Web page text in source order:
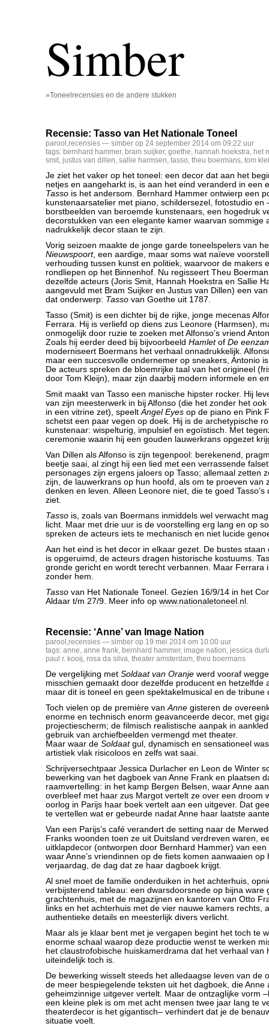
Simber
»Toneelrecensies en de andere stukken
Recensie: Tasso van Het Nationale Toneel
parool ,recensies — simber op 24 september 2014 om 09:22 uur
tags: bernhard hammer, bram suijker, goethe, hannah hoekstra, het
smit, justus van dillen, sallie harmsen, tasso, theu boermans, tom
Je ziet het vaker op het toneel: een decor dat aan het
netjes en aangeharkt is, is aan het eind veranderd in een
Tasso is het andersom. Bernhard Hammer ontwierp een
kunstenaarsatelier met piano, schildersezel, fotostudio en
borstbeelden van beroemde kunstenaars, een hogedruk
decorstukken van een elegante kamer waarvan sommige
nadrukkelijk decor staan te zijn.
Vorig seizoen maakte de jonge garde toneelspelers van
Nieuwspoort, een aardige, maar soms wat naïeve
verhouding tussen kunst en politiek, waarvoor de makers
rondliepen op het Binnenhof. Nu regisseert Theu
dezelfde acteurs (Joris Smit, Hannah Hoekstra en Sallie
aangevuld met Bram Suijker en Justus van Dillen) een
dat onderwerp: Tasso van Goethe uit 1787.
Tasso (Smit) is een dichter bij de rijke, jonge mecenas
Ferrara. Hij is verliefd op diens zus Leonore (Harmsen),
onmogelijk door ruzie te zoeken met Alfonso’s vriend
Zoals hij eerder deed bij bijvoorbeeld Hamletof De
moderniseert Boermans het verhaal onnadrukkelijk.
maar een succesvolle ondernemer op sneakers, Antonio
De acteurs spreken de bloemrijke taal van het origineel
door Tom Kleijn), maar zijn daarbij modern informele en
Smit maakt van Tasso een manische hipster rocker. Hij
van zijn meesterwerk in bij Alfonso (die het zonder het
in een vitrine zet), speeltAngel Eyes op de piano en Pink
schetst een paar vegen op doek. Hij is de archetypische
kunstenaar: wispelturig, impulsief en egoïstisch. Met
ceremonie waarin hij een gouden lauwerkrans opgezet
Van Dillen als Alfonso is zijn tegenpool: berekenend,
beetje saai, al zingt hij een lied met een verrassende
personages zijn ergens jaloers op Tasso; allemaal zetten
zijn, de lauwerkrans op hun hoofd, als om te proeven van
denken en leven. Alleen Leonore niet, die te goed Tasso’s
ziet.
Tasso is, zoals van Boermans inmiddels wel verwacht
licht. Maar met drie uur is de voorstelling erg lang en op
spreken de acteurs iets te mechanisch en niet lucide
Aan het eind is het decor in elkaar gezet. De bustes staan
is opgeruimd, de acteurs dragen historische kostuums.
gronde gericht en wordt terecht verbannen. Maar Ferrara
zonder hem.
Tasso van Het Nationale Toneel. Gezien 16/9/14 in het
Aldaar t/m 27/9. Meer info op www.nationaletoneel.nl .
Recensie: ‘Anne’ van Image Nation
parool ,recensies — simber op 19 mei 2014 om 10:00 uur
tags: anne, anne frank, bernhard hammer, image nation, jessica
paul r. kooij, rosa da silva, theater amsterdam, theu boermans
De vergelijking met Soldaat van Oranje werd vooraf
misschien gemaakt door dezelfde producent en hetzelfde
maar dit is toneel en geen spektakelmusical en de tribune
Toch vielen op de première vanAnne gisteren de
enorme en technisch enorm geavanceerde decor, met
projectiescherm; de filmisch realistische aanpak in
gebruik van archiefbeelden vermengd met theater.
Maar waar de Soldaatgul, dynamisch en sensationeel
artistiek vlak risicoloos en zelfs wat saai.
Schrijversechtpaar Jessica Durlacher en Leon de Winter
bewerking van het dagboek van Anne Frank en plaatsen
raamvertelling: in het kamp Bergen Belsen, waar Anne
overbleef met haar zus Margot vertelt ze over een droom
oorlog in Parijs haar boek vertelt aan een uitgever. Dat
te vertellen wat er gebeurde nadat Anne haar laatste
Van een Parijs’s café verandert de setting naar de
Franks woonden toen ze uit Duitsland verdreven waren,
uitklapdecor (ontworpen door Bernhard Hammer) van
waar Anne’s vriendinnen op de fiets komen aanwaaien op
verjaardag, de dag dat ze haar dagboek krijgt.
Al snel moet de familie onderduiken in het achterhuis,
verbijsterend tableau: een dwarsdoorsnede op bijna ware
grachtenhuis, met de magazijnen en kantoren van Otto
links en het achterhuis met de vier nauwe kamers rechts,
authentieke details en meesterlijk divers verlicht.
Maar als je klaar bent met je vergapen begint het toch te
enorme schaal waarop deze productie wenst te werken
het claustrofobische huiskamerdrama dat het verhaal van
uiteindelijk toch is.
De bewerking wisselt steeds het alledaagse leven van de
de meer bespiegelende teksten uit het dagboek, die Anne
geheimzinnige uitgever vertelt. Maar de ontzaglijke vorm
een kleine plek is om met acht mensen twee jaar lang te
theaterdecor is het gigantisch– verhindert dat je de
situatie voelt.